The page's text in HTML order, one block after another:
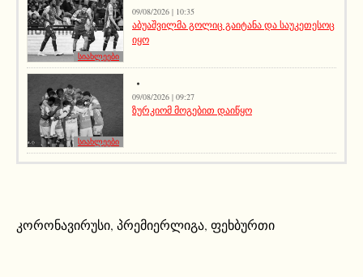
სიახლეები
09/08/2026 | 10:35
აბუაშვილმა გოლიც გაიტანა და საუკეთესოც
იყო
სიახლეები
09/08/2026 | 09:27
ზურკიომ მოგებით დაიწყო
კორონავირუსი, პრემიერლიგა, ფეხბურთი